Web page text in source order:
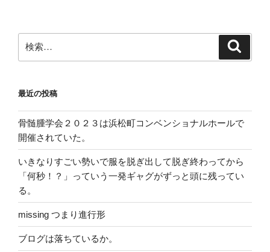
シ
ョ
索:
最近の投稿
骨髄腫学会２０２３は浜松町コンベンショナルホールで
開催されていた。
いきなりすごい勢いで服を脱ぎ出して脱ぎ終わってから
「何秒！？」っていう一発ギャグがずっと頭に残ってい
る。
missing つまり進行形
ブログは落ちているか。